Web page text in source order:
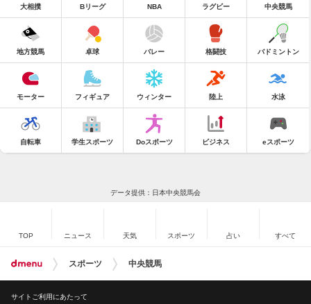
大相撲 Bリーグ NBA ラグビー 中央競馬
地方競馬 卓球 バレー 格闘技 バドミントン
モーター フィギュア ウィンター 陸上 水泳
自転車 学生スポーツ Doスポーツ ビジネス eスポーツ
データ提供：日本中央競馬会
TOP ニュース 天気 スポーツ 占い すべて
スポーツ 中央競馬
サイトご利用にあたって